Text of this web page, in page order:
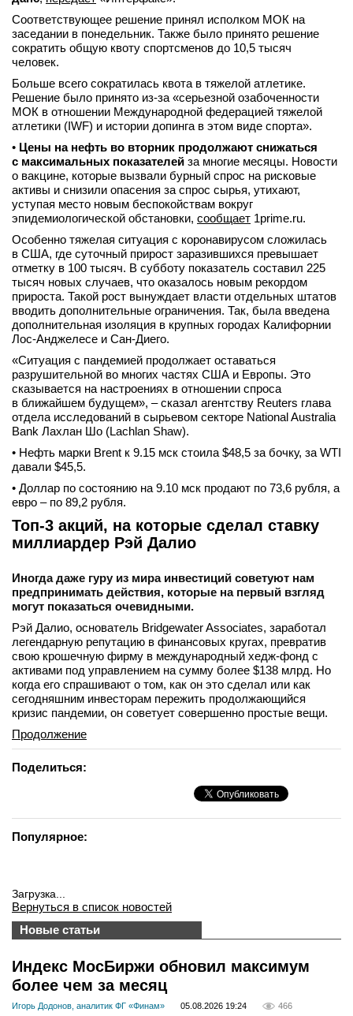
Соответствующее решение принял исполком МОК на
заседании в понедельник. Также было принято решение
сократить общую квоту спортсменов до 10,5 тысяч
человек.
Больше всего сократилась квота в тяжелой атлетике.
Решение было принято из-за «серьезной озабоченности
МОК в отношении Международной федерацией тяжелой
атлетики (IWF) и истории допинга в этом виде спорта».
• Цены на нефть во вторник продолжают снижаться
с максимальных показателей за многие месяцы. Новости
о вакцине, которые вызвали бурный спрос на рисковые
активы и снизили опасения за спрос сырья, утихают,
уступая место новым беспокойствам вокруг
эпидемиологической обстановки, сообщает 1prime.ru.
Особенно тяжелая ситуация с коронавирусом сложилась
в США, где суточный прирост заразившихся превышает
отметку в 100 тысяч. В субботу показатель составил 225
тысяч новых случаев, что оказалось новым рекордом
прироста. Такой рост вынуждает власти отдельных штатов
вводить дополнительные ограничения. Так, была введена
дополнительная изоляция в крупных городах Калифорнии
Лос-Анджелесе и Сан-Диего.
«Ситуация с пандемией продолжает оставаться
разрушительной во многих частях США и Европы. Это
сказывается на настроениях в отношении спроса
в ближайшем будущем», – сказал агентству Reuters глава
отдела исследований в сырьевом секторе National Australia
Bank Лахлан Шо (Lachlan Shaw).
• Нефть марки Brent к 9.15 мск стоила $48,5 за бочку, за WTI
давали $45,5.
• Доллар по состоянию на 9.10 мск продают по 73,6 рубля, а
евро – по 89,2 рубля.
Топ-3 акций, на которые сделал ставку
миллиардер Рэй Далио
Иногда даже гуру из мира инвестиций советуют нам
предпринимать действия, которые на первый взгляд
могут показаться очевидными.
Рэй Далио, основатель Bridgewater Associates, заработал
легендарную репутацию в финансовых кругах, превратив
свою крошечную фирму в международный хедж-фонд с
активами под управлением на сумму более $138 млрд. Но
когда его спрашивают о том, как он это сделал или как
сегодняшним инвесторам пережить продолжающийся
кризис пандемии, он советует совершенно простые вещи.
Продолжение
Поделиться:
Популярное:
Загрузка...
Вернуться в список новостей
Новые статьи
Индекс МосБиржи обновил максимум
более чем за месяц
Игорь Додонов, аналитик ФГ «Финам» 05.08.2026 19:24 466